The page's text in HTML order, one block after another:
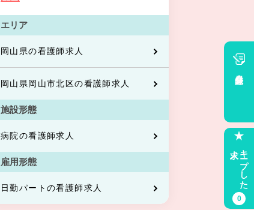
エリア
岡山県の看護師求人
岡山県岡山市北区の看護師求人
施設形態
病院の看護師求人
雇用形態
日勤パートの看護師求人
キープした
0